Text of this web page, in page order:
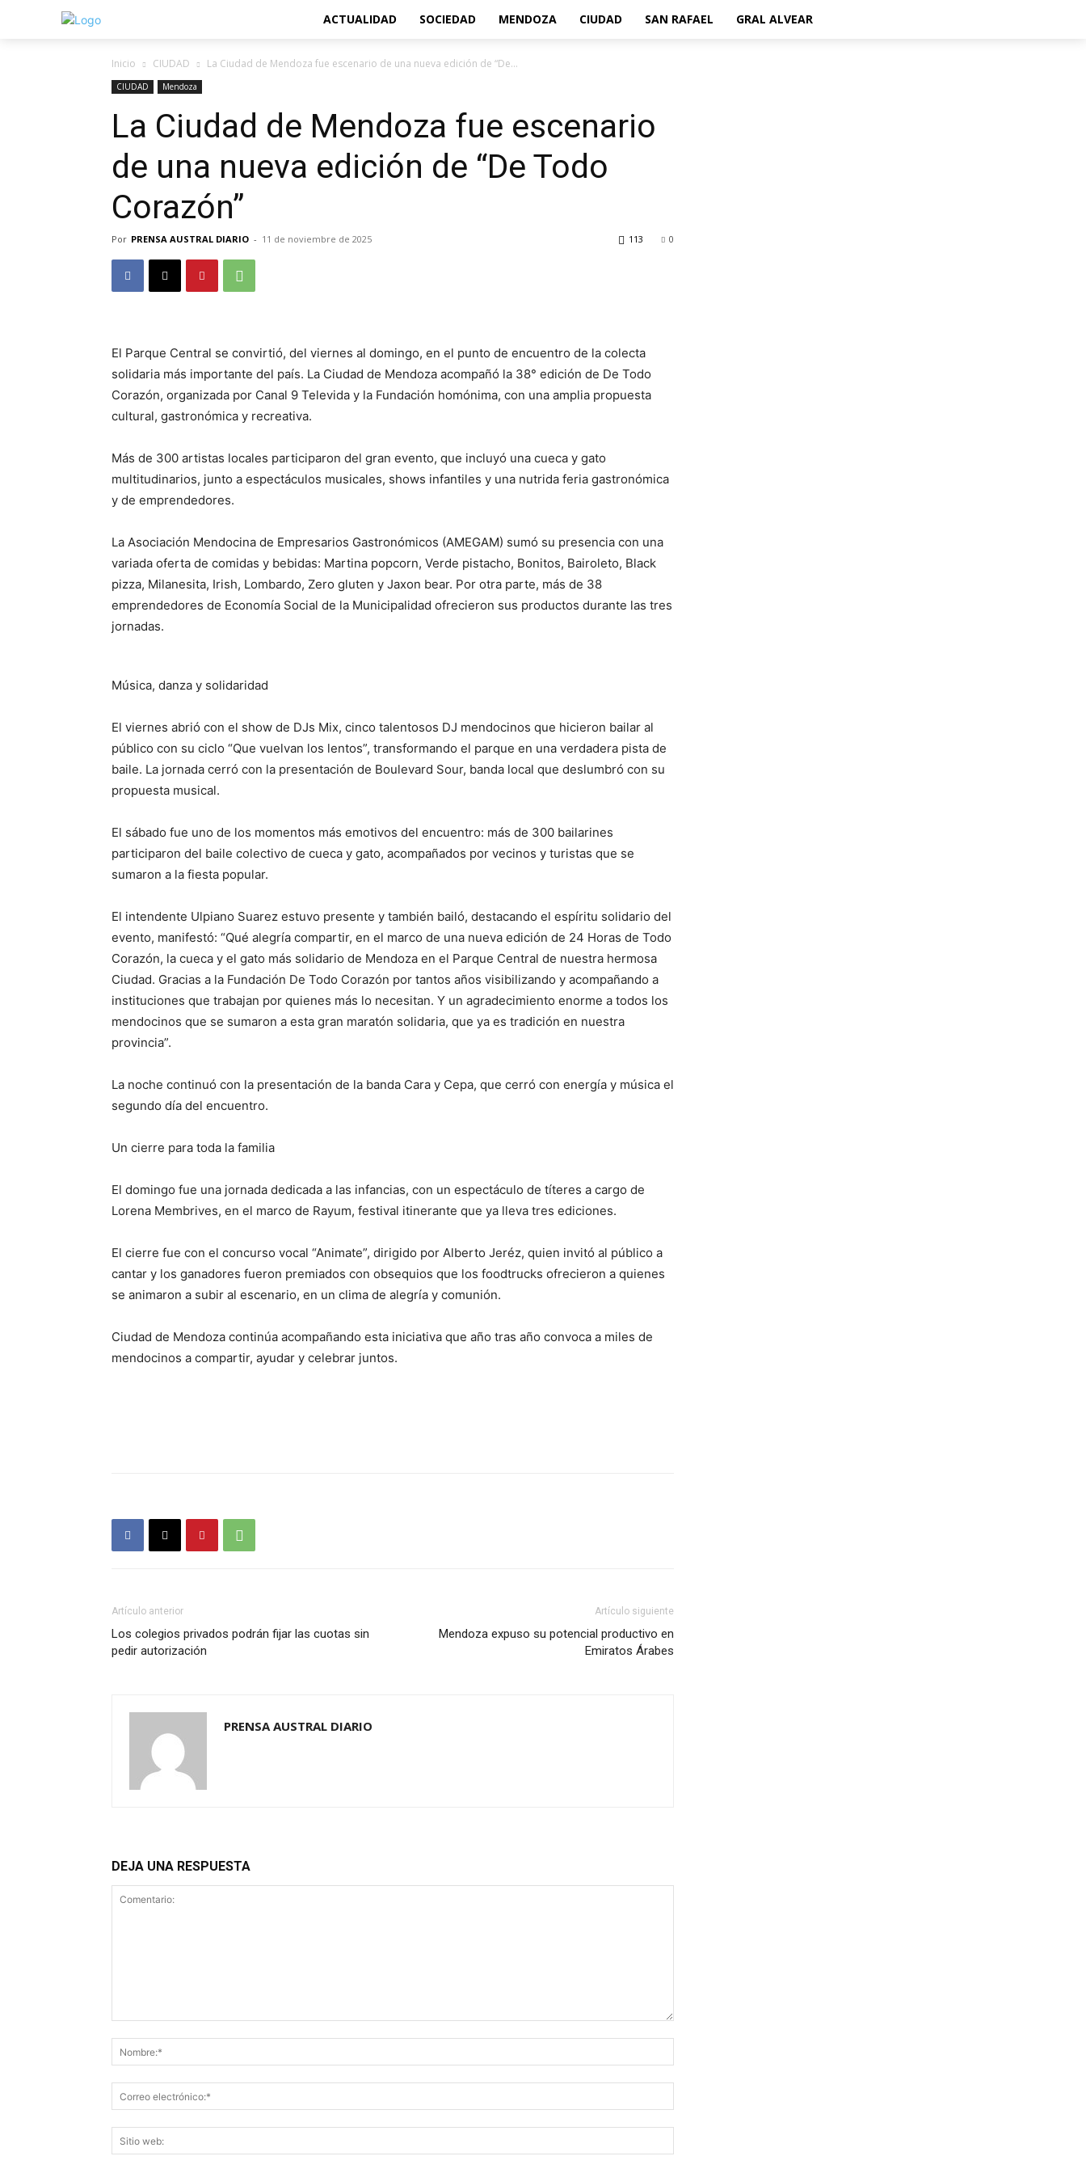
ACTUALIDAD SOCIEDAD MENDOZA CIUDAD SAN RAFAEL GRAL ALVEAR
Inicio CIUDAD La Ciudad de Mendoza fue escenario de una nueva edición de “De...
CIUDAD Mendoza
La Ciudad de Mendoza fue escenario
de una nueva edición de “De Todo
Corazón”
Por PRENSA AUSTRAL DIARIO - 11 de noviembre de 2025 0
113
El Parque Central se convirtió, del viernes al domingo, en el punto de encuentro de la colecta
solidaria más importante del país. La Ciudad de Mendoza acompañó la 38° edición de De Todo
Corazón, organizada por Canal 9 Televida y la Fundación homónima, con una amplia propuesta
cultural, gastronómica y recreativa.
Más de 300 artistas locales participaron del gran evento, que incluyó una cueca y gato
multitudinarios, junto a espectáculos musicales, shows infantiles y una nutrida feria gastronómica
y de emprendedores.
La Asociación Mendocina de Empresarios Gastronómicos (AMEGAM) sumó su presencia con una
variada oferta de comidas y bebidas: Martina popcorn, Verde pistacho, Bonitos, Bairoleto, Black
pizza, Milanesita, Irish, Lombardo, Zero gluten y Jaxon bear. Por otra parte, más de 38
emprendedores de Economía Social de la Municipalidad ofrecieron sus productos durante las tres
jornadas.
Música, danza y solidaridad
El viernes abrió con el show de DJs Mix, cinco talentosos DJ mendocinos que hicieron bailar al
público con su ciclo “Que vuelvan los lentos”, transformando el parque en una verdadera pista de
baile. La jornada cerró con la presentación de Boulevard Sour, banda local que deslumbró con su
propuesta musical.
El sábado fue uno de los momentos más emotivos del encuentro: más de 300 bailarines
participaron del baile colectivo de cueca y gato, acompañados por vecinos y turistas que se
sumaron a la fiesta popular.
El intendente Ulpiano Suarez estuvo presente y también bailó, destacando el espíritu solidario del
evento, manifestó: “Qué alegría compartir, en el marco de una nueva edición de 24 Horas de Todo
Corazón, la cueca y el gato más solidario de Mendoza en el Parque Central de nuestra hermosa
Ciudad. Gracias a la Fundación De Todo Corazón por tantos años visibilizando y acompañando a
instituciones que trabajan por quienes más lo necesitan. Y un agradecimiento enorme a todos los
mendocinos que se sumaron a esta gran maratón solidaria, que ya es tradición en nuestra
provincia”.
La noche continuó con la presentación de la banda Cara y Cepa, que cerró con energía y música el
segundo día del encuentro.
Un cierre para toda la familia
El domingo fue una jornada dedicada a las infancias, con un espectáculo de títeres a cargo de
Lorena Membrives, en el marco de Rayum, festival itinerante que ya lleva tres ediciones.
El cierre fue con el concurso vocal “Animate”, dirigido por Alberto Jeréz, quien invitó al público a
cantar y los ganadores fueron premiados con obsequios que los foodtrucks ofrecieron a quienes
se animaron a subir al escenario, en un clima de alegría y comunión.
Ciudad de Mendoza continúa acompañando esta iniciativa que año tras año convoca a miles de
mendocinos a compartir, ayudar y celebrar juntos.
Artículo anterior
Los colegios privados podrán fijar las cuotas sin
pedir autorización
Artículo siguiente
Mendoza expuso su potencial productivo en
Emiratos Árabes
PRENSA AUSTRAL DIARIO
DEJA UNA RESPUESTA